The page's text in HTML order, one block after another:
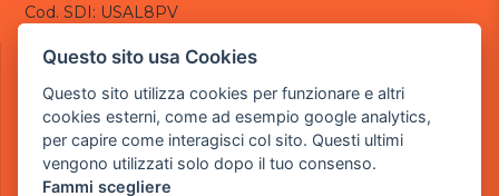
Cod. SDI: USAL8PV
CONTATTI
tel.: +39 030 376 2377
tel.: +39 030 336 6259
pec:powergamesrl@legalmail.it
LINK UTILI
Questo sito usa Cookies
Questo sito utilizza cookies per funzionare e altri
cookies esterni, come ad esempio google analytics,
per capire come interagisci col sito. Questi ultimi
vengono utilizzati solo dopo il tuo consenso.
Fammi scegliere